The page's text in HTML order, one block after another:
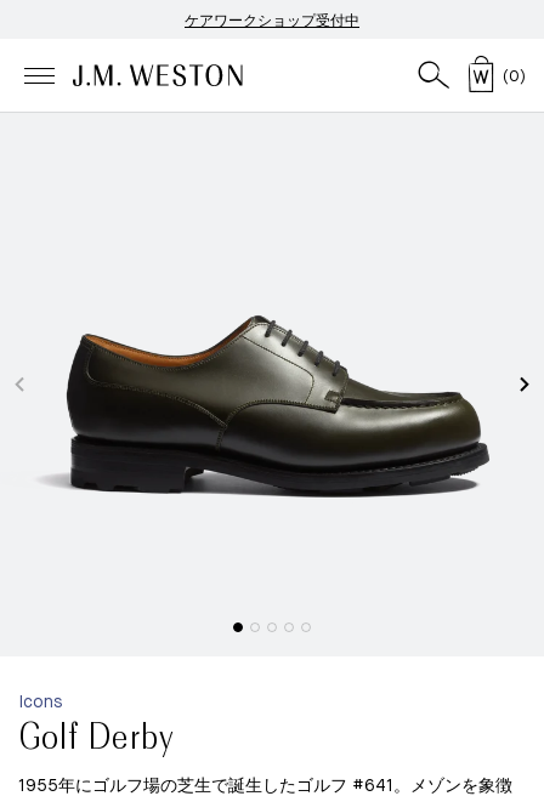
ケアワークショップ受付中
(0)
Icons
Golf Derby
1955年にゴルフ場の芝生で誕生したゴルフ #641。メゾンを象徴